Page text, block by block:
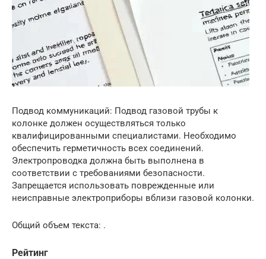
Подвод коммуникаций: Подвод газовой трубы к
колонке должен осуществляться только
квалифицированными специалистами. Необходимо
обеспечить герметичность всех соединений.
Электропроводка должна быть выполнена в
соответствии с требованиями безопасности.
Запрещается использовать поврежденные или
неисправные электроприборы вблизи газовой колонки.
Общий объем текста: .
Рейтинг